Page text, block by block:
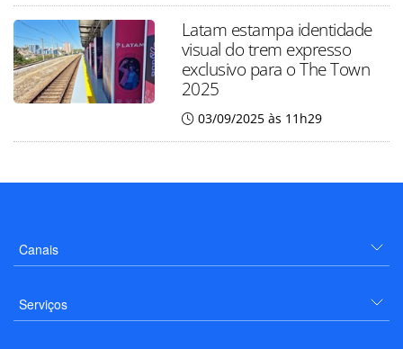
Latam estampa identidade
visual do trem expresso
exclusivo para o The Town
2025
03/09/2025 às 11h29
Canais
Serviços